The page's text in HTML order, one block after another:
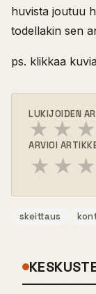
huvista joutuu
todellakin sen
ps. klikkaa
LUKIJOIDEN
★ ★ ★
ARVIOI
★ ★ ★
skeittaus